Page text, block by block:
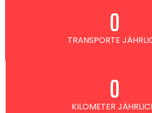
TRANSPORTE
0
KILOMETER
0